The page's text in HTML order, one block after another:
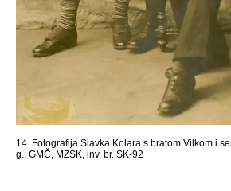
14. Fotografija Slavka Kolara s bratom Vilkom i
g.; GMČ, MZSK, inv. br. SK-92